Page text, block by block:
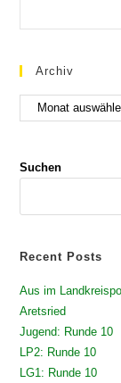
Archiv
Suchen
Recent Posts
Aus im
Aretsried
Jugend: Runde 10
LP2: Runde 10
LG1: Runde 10